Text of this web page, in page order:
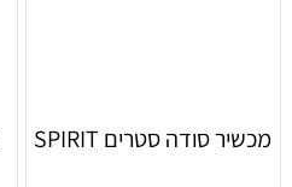
מכשיר סודה סטרים SPIRIT